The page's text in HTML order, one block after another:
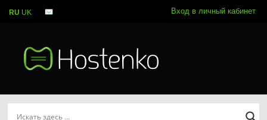
Вход в личный кабинет
RU UK